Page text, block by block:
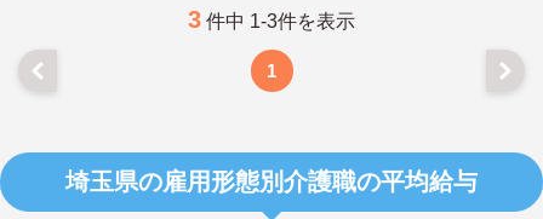
3 件中 1-3件を表示
1
埼玉県の雇用形態別介護職の平均給与